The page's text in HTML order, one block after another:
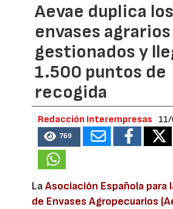
Aevae duplica los
envases agrarios
gestionados y
1.500 puntos de
recogida
Redacción Interempresas
769
LaAsociación Española para
de Envases Agropecuarios